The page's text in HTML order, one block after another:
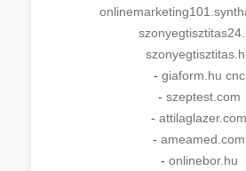
- giaform.hu cnc
- szeptest.com
- attilaglazer.com
- ameamed.com
- onlinebor.hu